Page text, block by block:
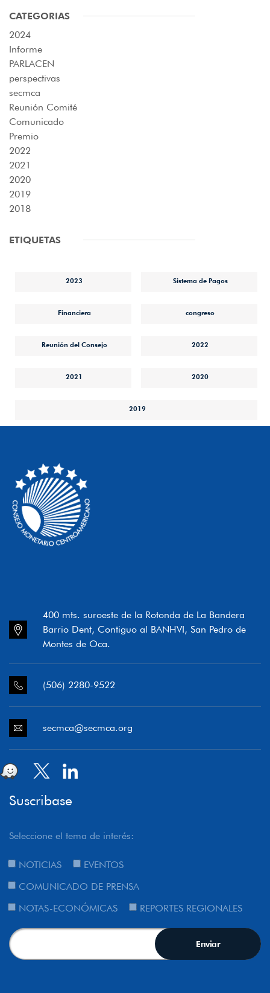
CATEGORIAS
2024
Informe
PARLACEN
perspectivas
secmca
Reunión Comité
Comunicado
Premio
2022
2021
2020
2019
2018
ETIQUETAS
2023 Sistema de Pagos
Financiera congreso
Reunión del Consejo 2022
2021 2020
2019
400 mts. suroeste de la Rotonda de La Bandera
Barrio Dent, Contiguo al BANHVI, San Pedro de
Montes de Oca.
(506) 2280-9522
secmca@secmca.org
Suscribase
Seleccione el tema de interés:
NOTICIAS
EVENTOS
COMUNICADO DE PRENSA
NOTAS-ECONÓMICAS
REPORTES REGIONALES